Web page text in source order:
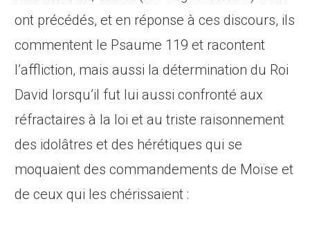
ont précédés, et en réponse à ces discours, ils
commentent le Psaume 119 et racontent
l’affliction, mais aussi la détermination du Roi
David lorsqu’il fut lui aussi confronté aux
réfractaires à la loi et au triste raisonnement
des idolâtres et des hérétiques qui se
moquaient des commandements de Moïse et
de ceux qui les chérissaient :